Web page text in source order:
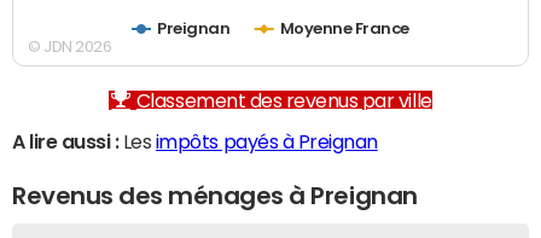
Preignan Moyenne France
© JDN 2026
Classement des revenus par ville
A lire aussi :Les impôts payés à Preignan
Revenus des ménages à Preignan